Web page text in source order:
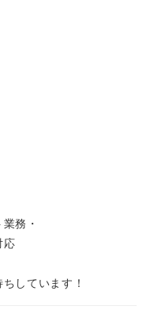
務・
応
しています！